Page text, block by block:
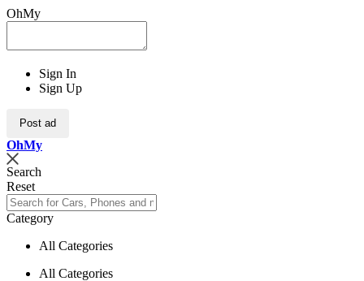
OhMy
Sign In
Sign Up
Post ad
OhMy
Search
Reset
Category
All Categories
All Categories